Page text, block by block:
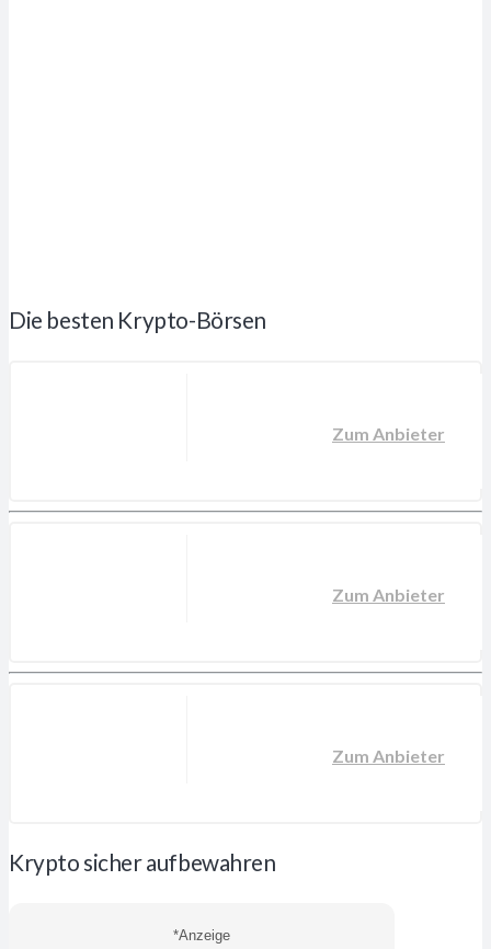
Die besten Krypto-Börsen
Zum Anbieter
Zum Anbieter
Zum Anbieter
Krypto sicher aufbewahren
*Anzeige